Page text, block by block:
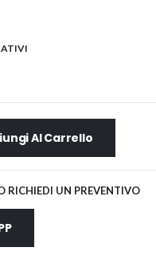
Al Carrello
RICHIEDI UN PREVENTIVO